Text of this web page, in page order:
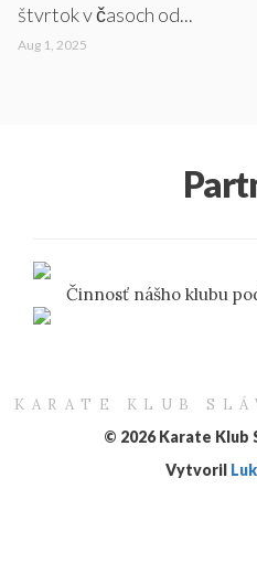
štvrtok v časoch od...
Aug 1, 2025
Činnosť nášho klubu
KARATE KLUB
© 2026 Karate Klub
Vytvoril